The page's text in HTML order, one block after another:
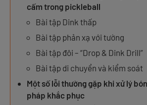
cấm trong pickleball
Bài tập Dink thấp
Bài tập phản xạ với tường
Bài tập đôi – “Drop & Dink Drill”
Bài tập di chuyển và kiểm soát
Một số lỗi thường gặp khi xử lý
pháp khắc phục